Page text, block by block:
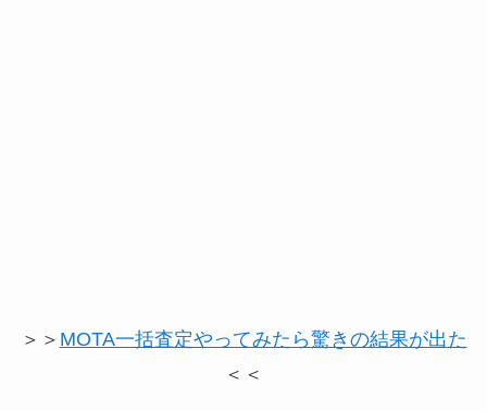
＞＞ MOTA一括査定やってみたら驚きの結果が出た
＜＜